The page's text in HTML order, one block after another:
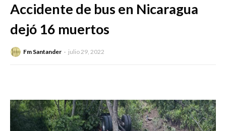
Accidente de bus en Nicaragua
dejó 16 muertos
Fm Santander julio 29, 2022